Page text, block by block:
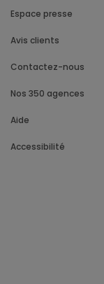
Espace presse
Avis clients
Contactez-nous
Nos 350 agences
Aide
Accessibilité